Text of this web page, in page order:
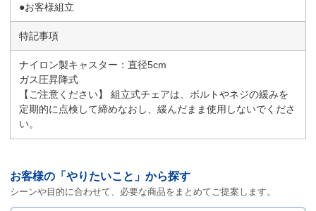
●お客様組立
特記事項
ナイロン製キャスター：直径5cm
ガス圧昇降式
【ご注意ください】 組立式チェアは、ボルトやネジの緩みを
定期的に点検して締めなおし、緩んだまま使用しないでくださ
い。
お客様の「やりたいこと」から探す
シーンや目的に合わせて、必要な商品をまとめてご提案します。